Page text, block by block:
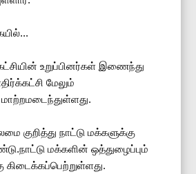
உறுப்பினர்கள் இணைந்து
மேலும்
குறித்து நாட்டு மக்களுக்கு
மக்களின் ஒத்துழைப்பும்
கிடைக்கப்பெற்றுள்ளது.